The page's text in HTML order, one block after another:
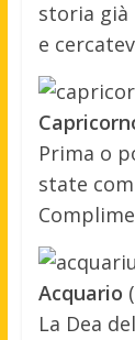
storia già
e
Prima o
state
Acquario
La Dea